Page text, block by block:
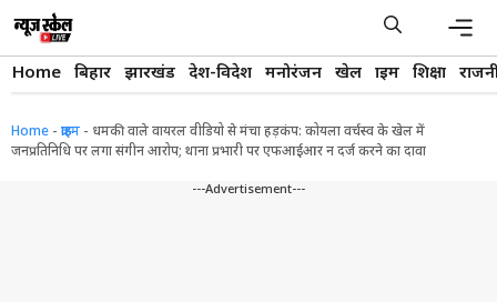
content
Home बिहार झारखंड देश-विदेश मनोरंजन खेल क्राइम शिक्षा
Home - क्राइम - धमकी वाले वायरल वीडियो से मंचा हड़कंप: कोयला वर्चस्व के खेल में
जनप्रतिनिधि पर लगा संगीन आरोप; थाना प्रभारी पर एफआईआर न दर्ज करने का दावा
---Advertisement---